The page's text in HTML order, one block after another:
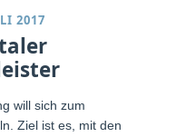
2017
will sich zum
Ziel ist es, mit den